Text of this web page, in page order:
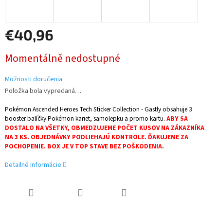
€40,96
cena:
Momentálně nedostupné
Možnosti doručenia
Položka bola vypredaná…
Pokémon Ascended Heroes Tech Sticker Collection - Gastly obsahuje 3
booster balíčky Pokémon kariet, samolepku a promo kartu. ABY SA
DOSTALO NA VŠETKY, OBMEDZUJEME POČET KUSOV NA ZÁKAZNÍKA
NA 3 KS. OBJEDNÁVKY PODLIEHAJÚ KONTROLE. ĎAKUJEME ZA
POCHOPENIE. BOX JE V TOP STAVE BEZ POŠKODENIA.
Detailné informácie